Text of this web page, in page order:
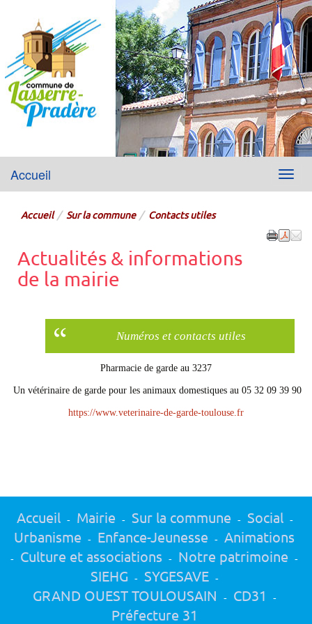
Lasserre-Pradère
Site officiel de la mairie
Menu
Accueil
Accueil Sur la commune Contacts utiles
Actualités & informations
de la mairie
Numéros et contacts utiles
Pharmacie de garde au 3237
Un vétérinaire de garde pour les animaux domestiques au 05 32 09 39 90
https://www.veterinaire-de-garde-toulouse.fr
Accueil - Mairie - Sur la commune - Social -
Urbanisme - Enfance-Jeunesse - Animations
- Culture et associations - Notre patrimoine -
SIEHG - SYGESAVE -
GRAND OUEST TOULOUSAIN - CD31 -
Préfecture 31